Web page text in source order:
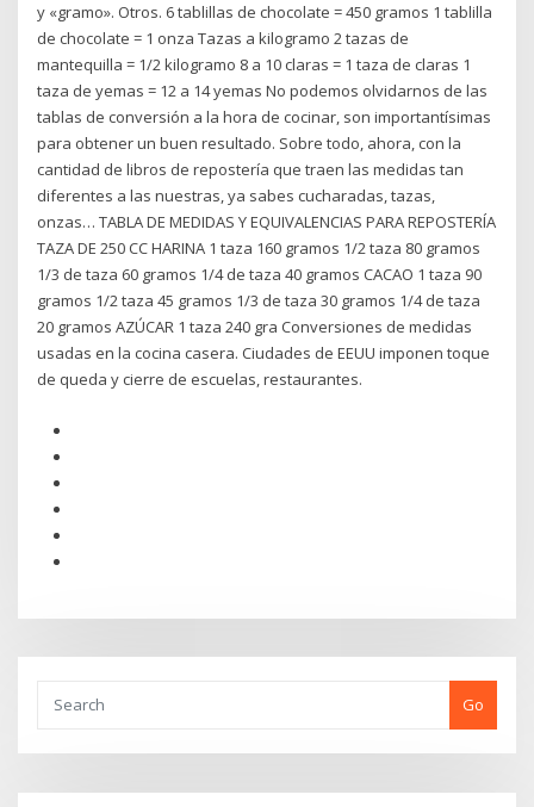
y «gramo». Otros. 6 tablillas de chocolate = 450 gramos 1 tablilla
de chocolate = 1 onza Tazas a kilogramo 2 tazas de
mantequilla = 1/2 kilogramo 8 a 10 claras = 1 taza de claras 1
taza de yemas = 12 a 14 yemas No podemos olvidarnos de las
tablas de conversión a la hora de cocinar, son importantísimas
para obtener un buen resultado. Sobre todo, ahora, con la
cantidad de libros de repostería que traen las medidas tan
diferentes a las nuestras, ya sabes cucharadas, tazas,
onzas… TABLA DE MEDIDAS Y EQUIVALENCIAS PARA REPOSTERÍA
TAZA DE 250 CC HARINA 1 taza 160 gramos 1/2 taza 80 gramos
1/3 de taza 60 gramos 1/4 de taza 40 gramos CACAO 1 taza 90
gramos 1/2 taza 45 gramos 1/3 de taza 30 gramos 1/4 de taza
20 gramos AZÚCAR 1 taza 240 gra Conversiones de medidas
usadas en la cocina casera. Ciudades de EEUU imponen toque
de queda y cierre de escuelas, restaurantes.
Go